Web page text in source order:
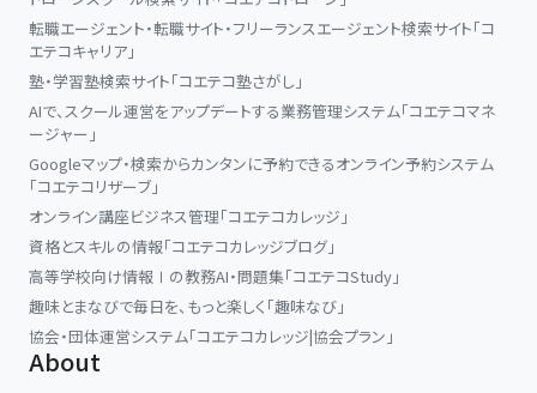
転職エージェント・転職サイト・フリーランスエージェント検索サイト「コ
エテコキャリア」
塾・学習塾検索サイト「コエテコ塾さがし」
AIで、スクール運営をアップデートする業務管理システム「コエテコマネ
ージャー」
Googleマップ・検索からカンタンに予約できるオンライン予約システム
「コエテコリザーブ」
オンライン講座ビジネス管理「コエテコカレッジ」
資格とスキルの情報「コエテコカレッジブログ」
高等学校向け情報Ⅰの教務AI・問題集「コエテコStudy」
趣味とまなびで毎日を、もっと楽しく「趣味なび」
協会・団体運営システム「コエテコカレッジ|協会プラン」
About